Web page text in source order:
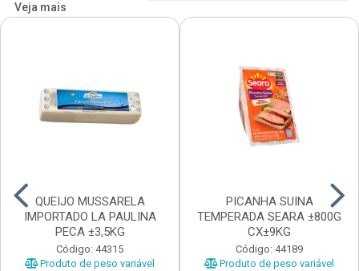
Veja mais
QUEIJO MUSSARELA
IMPORTADO LA PAULINA
PECA ±3,5KG
Código: 44315
Produto de peso variável
PICANHA SUINA
TEMPERADA SEARA ±800G
CX±9KG
Código: 44189
Produto de peso variável